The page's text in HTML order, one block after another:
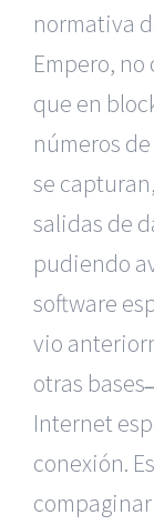
normativa
Empero,
que en
números
se
salidas de
pudiendo
software
vio
otras
Internet
conexión.